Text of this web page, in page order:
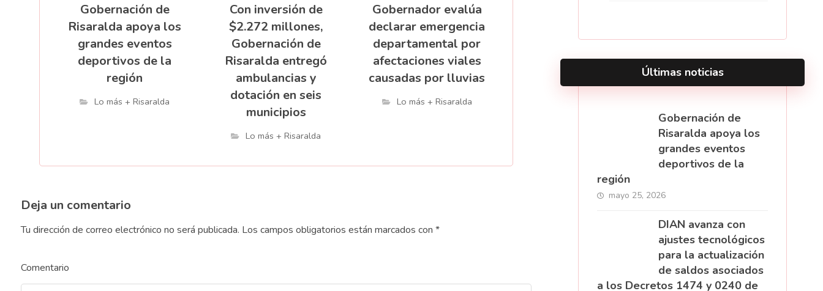
Gobernación de
Risaralda apoya los
grandes eventos
deportivos de la
región
Lo más + Risaralda
Con inversión de
$2.272 millones,
Gobernación de
Risaralda entregó
ambulancias y
dotación en seis
municipios
Lo más + Risaralda
Gobernador evalúa
declarar emergencia
departamental por
afectaciones viales
causadas por lluvias
Lo más + Risaralda
Deja un comentario
Tu dirección de correo electrónico no será publicada. Los campos obligatorios están marcados con *
Comentario
Últimas noticias
Gobernación de
Risaralda apoya los
grandes eventos
deportivos de la
región
mayo 25, 2026
DIAN avanza con
ajustes tecnológicos
para la actualización
de saldos asociados
a los Decretos 1474 y 0240 de